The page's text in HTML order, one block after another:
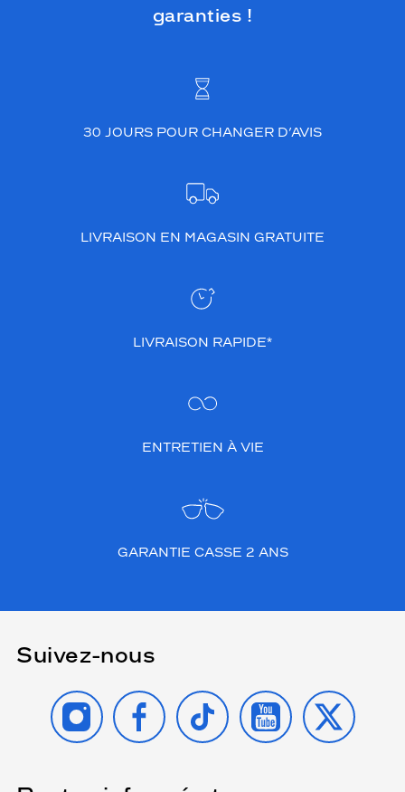
garanties !
30 JOURS POUR CHANGER D’AVIS
LIVRAISON EN MAGASIN GRATUITE
LIVRAISON RAPIDE*
ENTRETIEN À VIE
GARANTIE CASSE 2 ANS
Suivez-nous
INSTAGRAMFACEBOOK
TIKTOK YOUTUBE
X